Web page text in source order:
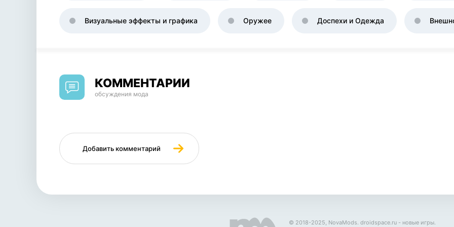
Визуальные эффекты и графика Оружее Доспехи и Одежда
КОММЕНТАРИИ
обсуждения мода
Добавить комментарий
© 2018-2025, NovaMods. droidspace.ru - новые игры.